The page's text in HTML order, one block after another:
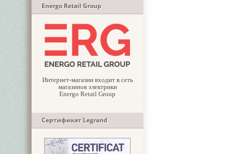
Energo Retail Group
Интернет-магазин входит в сеть
магазинов электрики
Energo Retail Group
Сертификат Legrand